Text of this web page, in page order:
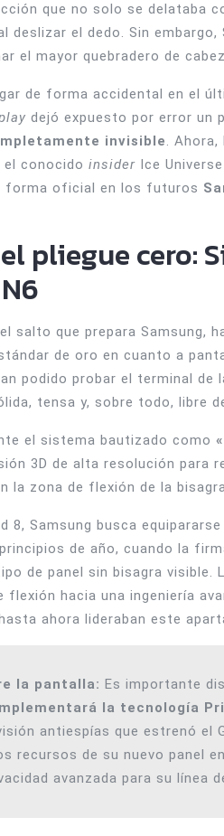
que no solo se delataba
deslizar el dedo. Sin embargo,
el mayor quebradero de
de forma accidental en el
dejó expuesto por error un
invisible.
conocido insider Ice
forma oficial en los futuros
pliegue cero:
salto que prepara Samsung,
de oro en cuanto a
podido probar el terminal
tensa y, sobre todo, libre
el sistema bautizado como
3D de alta resolución para
la zona de flexión de la
8, Samsung busca
de año, cuando la
de panel sin bisagra visible.
flexión hacia una ingeniería
ahora lideraban este
la pantalla: Es importante
la tecnología
antiespías que estrenó el
recursos de su nuevo panel
avanzada para su línea